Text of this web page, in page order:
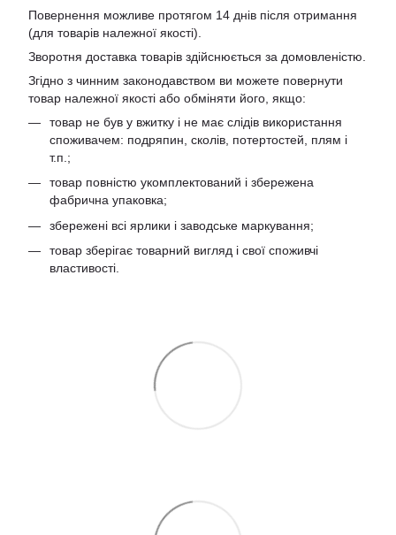
Повернення можливе протягом 14 днів після отримання
(для товарів належної якості).
Зворотня доставка товарів здійснюється за домовленістю.
Згідно з чинним законодавством ви можете повернути
товар належної якості або обміняти його, якщо:
товар не був у вжитку і не має слідів використання
споживачем: подряпин, сколів, потертостей, плям і
т.п.;
товар повністю укомплектований і збережена
фабрична упаковка;
збережені всі ярлики і заводське маркування;
товар зберігає товарний вигляд і свої споживчі
властивості.